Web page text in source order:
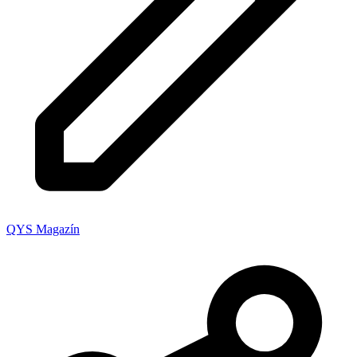
QYS Magazín